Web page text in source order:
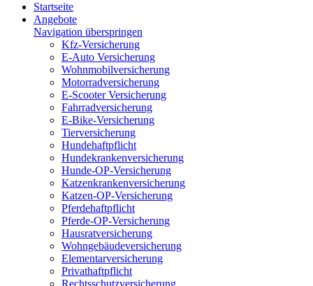
Startseite
Angebote
Navigation überspringen
Kfz-Versicherung
E-Auto Versicherung
Wohnmobilversicherung
Motorradversicherung
E-Scooter Versicherung
Fahrradversicherung
E-Bike-Versicherung
Tierversicherung
Hundehaftpflicht
Hundekrankenversicherung
Hunde-OP-Versicherung
Katzenkrankenversicherung
Katzen-OP-Versicherung
Pferdehaftpflicht
Pferde-OP-Versicherung
Hausratversicherung
Wohngebäudeversicherung
Elementarversicherung
Privathaftpflicht
Rechtsschutzversicherung